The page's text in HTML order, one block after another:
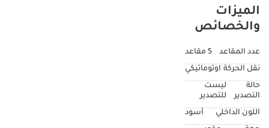
▔▔▔▔▔▔▔▔▔▔
لماذا تختار هذه
2024: استمتع
بالفخامة في كل رحلة.
مثيرة مع سيارة
الميزات
والخصائص
عدد المقاعد
5 مقاعد
نقل الحركة اوتوماتيكي
حالة
التصدير
ليست
للتصدير
اللون الداخلي
أسود